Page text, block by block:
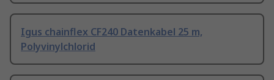
Igus chainflex CF240 Datenkabel 25 m,
Polyvinylchlorid